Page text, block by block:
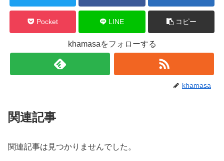
Pocket LINE コピー
khamasaをフォローする
khamasa
関連記事
関連記事は見つかりませんでした。